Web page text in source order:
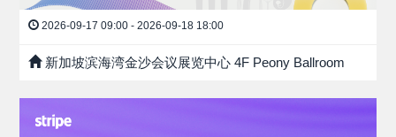
2026-09-17 09:00 - 2026-09-18 18:00
新加坡滨海湾金沙会议展览中心 4F Peony Ballroom